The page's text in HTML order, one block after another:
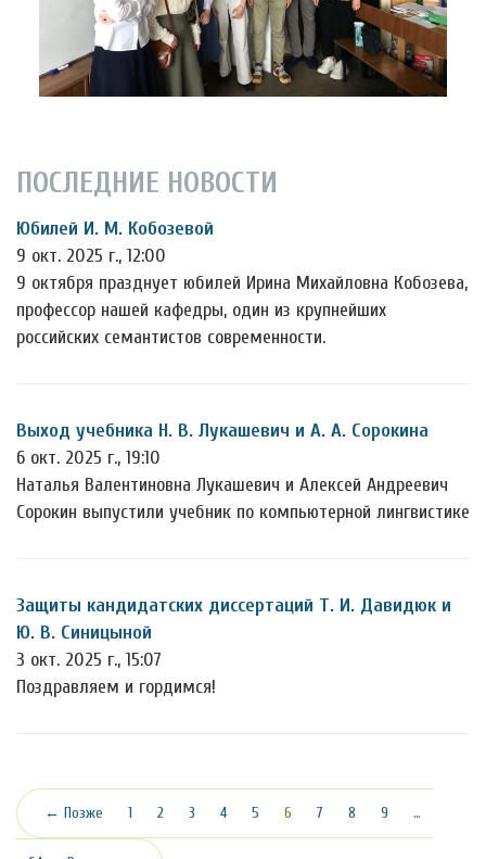
ПОСЛЕДНИЕ НОВОСТИ
Юбилей И. М. Кобозевой
9 окт. 2025 г., 12:00
9 октября празднует юбилей Ирина Михайловна Кобозева,
профессор нашей кафедры, один из крупнейших
российских семантистов современности.
Выход учебника Н. В. Лукашевич и А. А. Сорокина
6 окт. 2025 г., 19:10
Наталья Валентиновна Лукашевич и Алексей Андреевич
Сорокин выпустили учебник по компьютерной лингвистике
Защиты кандидатских диссертаций Т. И. Давидюк и
Ю. В. Синицыной
3 окт. 2025 г., 15:07
Поздравляем и гордимся!
← Позже 1 2 3 4 5 6 (текущая)
7 8 9 …